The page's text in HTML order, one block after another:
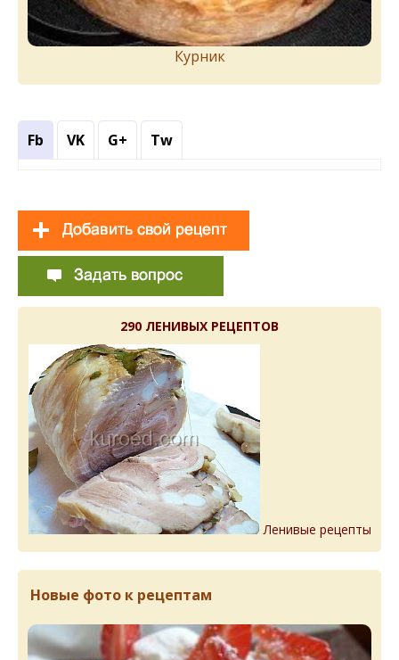
Курник
Fb VK G+ Tw
290 ЛЕНИВЫХ РЕЦЕПТОВ
Ленивые рецепты
Новые фото к рецептам